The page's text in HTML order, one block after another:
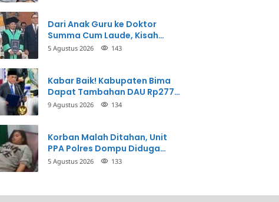
Dari Anak Guru ke Doktor
Summa Cum Laude, Kisah
Taman Firdaus Menginspirasi
5 Agustus 2026 143
Kabar Baik! Kabupaten Bima
Dapat Tambahan DAU Rp277
Miliar, Ini Prioritasnya
9 Agustus 2026 134
Korban Malah Ditahan, Unit
PPA Polres Dompu Diduga
Balikkan Fakta Kasus
5 Agustus 2026 133